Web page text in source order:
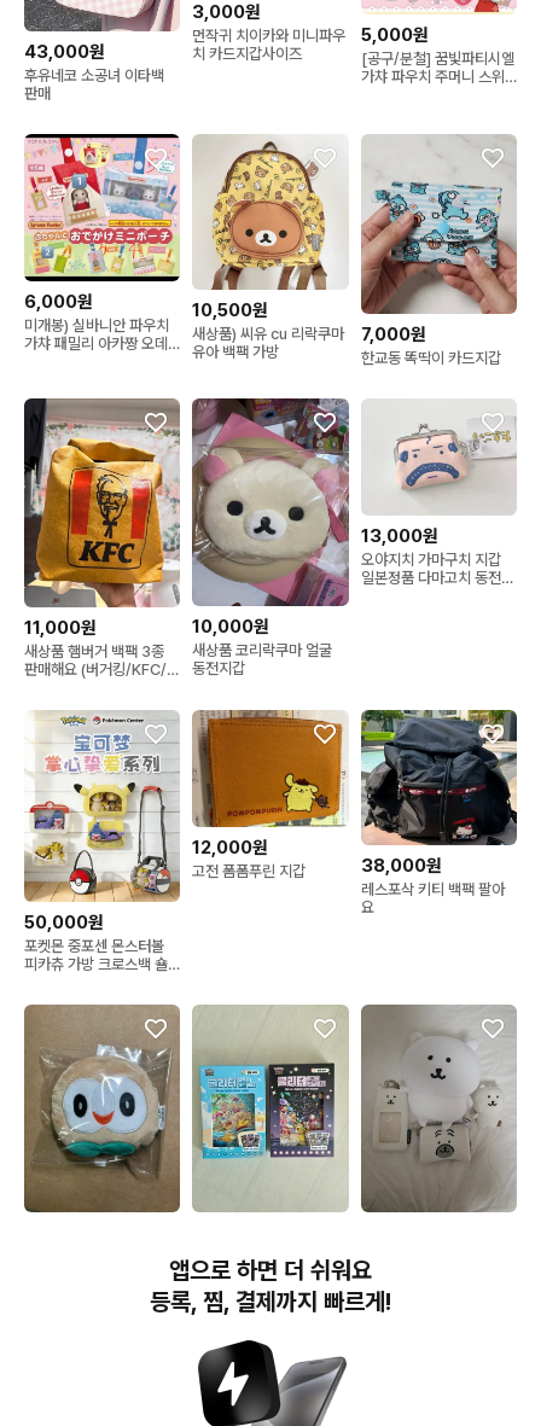
43,000원
후유네코 소공녀 이타백
판매
3,000원
먼작귀 치이카와 미니파우
치 카드지갑사이즈
5,000원
[공구/분철] 꿈빛파티시엘
가챠 파우치 주머니 스위
6,000원
미개봉) 실바니안 파우치
가챠 패밀리 아카짱 오데
10,500원
새상품) 씨유 cu 리락쿠마
유아 백팩 가방
7,000원
한교동 똑딱이 카드지갑
11,000원
새상품 햄버거 백팩 3종
판매해요 (버거킹/KFC/맥
10,000원
새상품 코리락쿠마 얼굴
동전지갑
13,000원
오야지치 가마구치 지갑
일본정품 다마고치 동전지
50,000원
포켓몬 중포센 몬스터볼
피카츄 가방 크로스백 숄
12,000원
고전 폼폼푸린 지갑 38,000원
레스포삭 키티 백팩 팔아
요
나몰빼미 동전지갑 파우치
부산 포켓몬 느긋느긋바캉
스 글리터 카드홀더 칠링
비치 불꽃놀이
농담곰인형 퍼그지갑 일괄
판매
번개장터(주) 사업자정보, 이용약관 및 기타 법적고지
앱으로 하면 더 쉬워요
등록, 찜, 결제까지 빠르게!